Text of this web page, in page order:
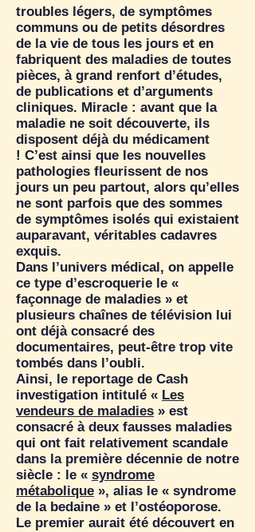
troubles légers, de symptômes
communs ou de petits désordres
de la vie de tous les jours et en
fabriquent des maladies de toutes
pièces, à grand renfort d’études,
de publications et d’arguments
cliniques. Miracle : avant que la
maladie ne soit découverte, ils
disposent déjà du médicament
! C’est ainsi que les nouvelles
pathologies fleurissent de nos
jours un peu partout, alors qu’elles
ne sont parfois que des sommes
de symptômes isolés qui existaient
auparavant, véritables cadavres
exquis.
Dans l’univers médical, on appelle
ce type d’escroquerie le «
façonnage de maladies » et
plusieurs chaînes de télévision lui
ont déjà consacré des
documentaires, peut-être trop vite
tombés dans l’oubli.
Ainsi, le reportage de Cash
investigation intitulé « Les
vendeurs de maladies » est
consacré à deux fausses maladies
qui ont fait relativement scandale
dans la première décennie de notre
siècle : le « syndrome
métabolique », alias le « syndrome
de la bedaine » et l’ostéoporose.
Le premier aurait été découvert en